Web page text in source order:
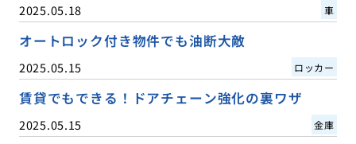
2025.05.18 車
オートロック付き物件でも油断大敵
2025.05.15 ロッカー
賃貸でもできる！ドアチェーン強化の裏ワザ
2025.05.15 金庫